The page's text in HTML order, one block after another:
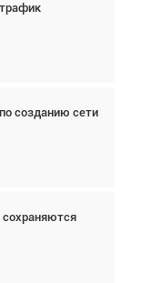
созданию сети
и БПЛА в
«Фотография